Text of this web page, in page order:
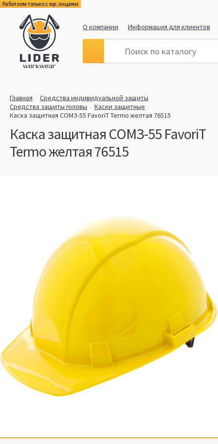
Работаем только с юр. лицами
О компании Информация для клиентов
Главная
Средства индивидуальной защиты
Средства защиты головы
Каски защитные
Каска защитная СОМЗ-55 FavoriT Termo желтая 76515
Каска защитная СОМЗ-55 FavoriT
Termo желтая 76515